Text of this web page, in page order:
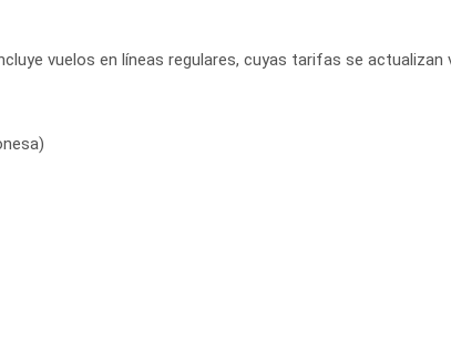
vuelos en líneas regulares, cuyas tarifas se